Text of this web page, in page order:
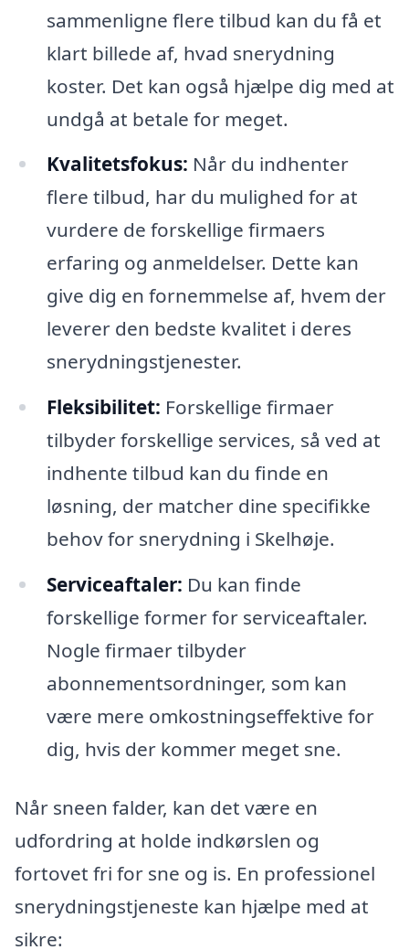
sammenligne flere tilbud kan du få et
klart billede af, hvad snerydning
koster. Det kan også hjælpe dig med at
undgå at betale for meget.
Kvalitetsfokus: Når du indhenter
flere tilbud, har du mulighed for at
vurdere de forskellige firmaers
erfaring og anmeldelser. Dette kan
give dig en fornemmelse af, hvem der
leverer den bedste kvalitet i deres
snerydningstjenester.
Fleksibilitet: Forskellige firmaer
tilbyder forskellige services, så ved at
indhente tilbud kan du finde en
løsning, der matcher dine specifikke
behov for snerydning i Skelhøje.
Serviceaftaler: Du kan finde
forskellige former for serviceaftaler.
Nogle firmaer tilbyder
abonnementsordninger, som kan
være mere omkostningseffektive for
dig, hvis der kommer meget sne.
Når sneen falder, kan det være en
udfordring at holde indkørslen og
fortovet fri for sne og is. En professionel
snerydningstjeneste kan hjælpe med at
sikre: